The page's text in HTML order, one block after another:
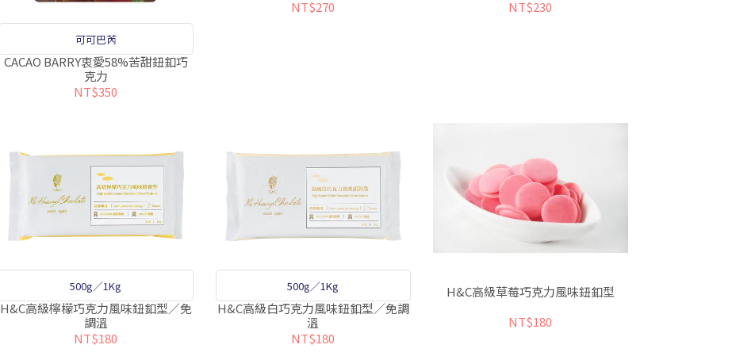
可可巴芮
CACAO BARRY衷愛58%苦甜鈕釦巧
克力
NT$350
NT$270
NT$230
500g／1Kg
H&C高級檸檬巧克力風味鈕釦型／免
調溫
NT$180
500g／1Kg
H&C高級白巧克力風味鈕釦型／免調
溫
NT$180
H&C高級草莓巧克力風味鈕釦型
NT$180